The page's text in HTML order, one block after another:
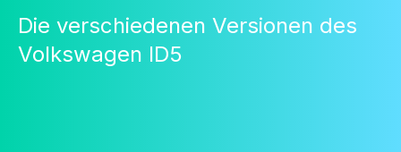
Die verschiedenen Versionen des
Volkswagen ID5